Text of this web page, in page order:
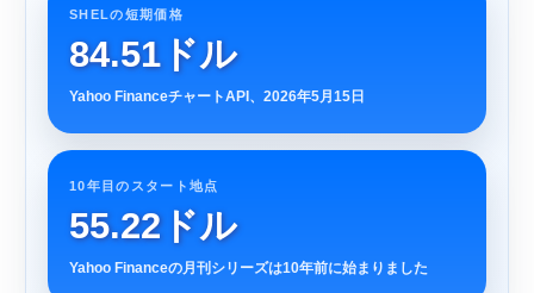
SHELの短期価格
84.51ドル
Yahoo FinanceチャートAPI、2026年5月15日
10年目のスタート地点
55.22ドル
Yahoo Financeの月刊シリーズは10年前に始まりました